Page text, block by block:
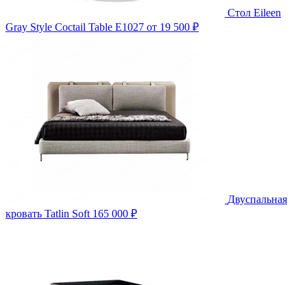
Стол Eileen
Gray Style Coctail Table E1027 от 19 500 ₽
Двуспальная
кровать Tatlin Soft 165 000 ₽